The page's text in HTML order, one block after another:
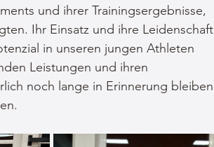
und ihrer Trainingsergebnisse,
Ihr Einsatz und ihre Leidenschaft
in unseren jungen Athleten
Leistungen und ihren
noch lange in Erinnerung bleiben